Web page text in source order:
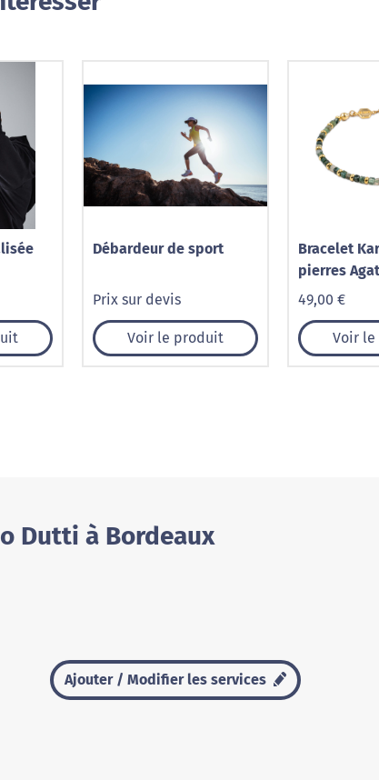
Débardeur de sport
Prix sur devis
Voir le produit
Bracelet
pierres
49,00 €
Voir
Dutti à Bordeaux
Ajouter / Modifier les services